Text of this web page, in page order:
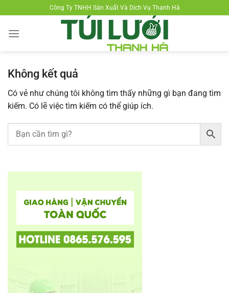
đến
nội
Công Ty TNHH Sản Xuất Và Dịch Vụ Thanh Hà
Không kết quả
Có vẻ như chúng tôi không tìm thấy những gì bạn đang tìm
kiếm. Có lẽ việc tìm kiếm có thể giúp ích.